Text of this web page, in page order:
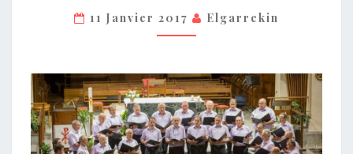
11 Janvier 2017 Elgarrekin